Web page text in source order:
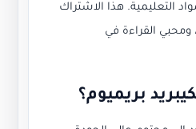
التعليمية. هذا الاشتراك
ومحبي القراءة في
بريميوم؟